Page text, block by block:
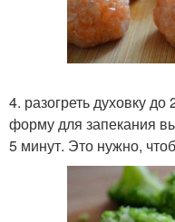
4. разогреть духовку
форму для запекания
5 минут. Это нужно,